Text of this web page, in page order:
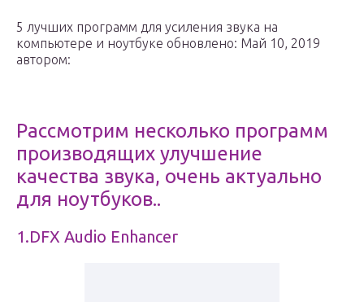
5 лучших программ для усиления звука на
компьютере и ноутбуке обновлено: Май 10, 2019
автором:
Рассмотрим несколько программ
производящих улучшение
качества звука, очень актуально
для ноутбуков..
1.DFX Audio Enhancer